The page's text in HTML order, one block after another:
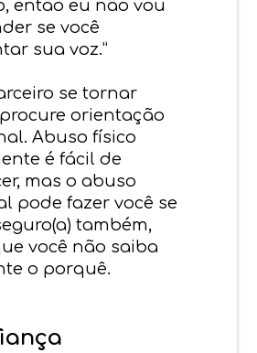
então eu não vou
se você
sua voz.”
se tornar
orientação
Abuso físico
é fácil de
mas o abuso
pode fazer você se
também,
você não saiba
o porquê.